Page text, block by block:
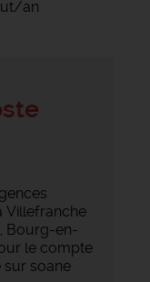
an
Villefranche
Bourg-en-
le compte
sur soane